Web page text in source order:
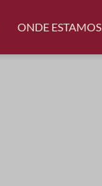
ONDE ESTAMOS